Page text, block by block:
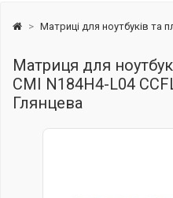
> Матриці для ноутбуків та
Матриця для
CMI N184H4-L04
Глянцева